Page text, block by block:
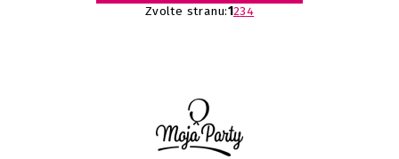
Zvolte stranu:1234